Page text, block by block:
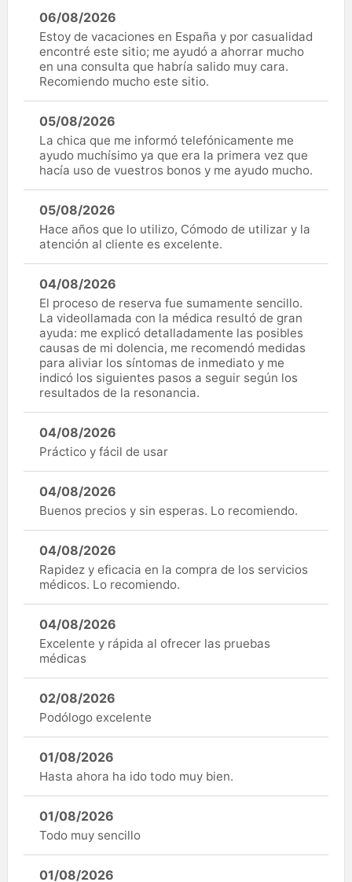
06/08/2026
Estoy de vacaciones en España y por casualidad
encontré este sitio; me ayudó a ahorrar mucho
en una consulta que habría salido muy cara.
Recomiendo mucho este sitio.
05/08/2026
La chica que me informó telefónicamente me
ayudo muchísimo ya que era la primera vez que
hacía uso de vuestros bonos y me ayudo mucho.
05/08/2026
Hace años que lo utilizo, Cómodo de utilizar y la
atención al cliente es excelente.
04/08/2026
El proceso de reserva fue sumamente sencillo.
La videollamada con la médica resultó de gran
ayuda: me explicó detalladamente las posibles
causas de mi dolencia, me recomendó medidas
para aliviar los síntomas de inmediato y me
indicó los siguientes pasos a seguir según los
resultados de la resonancia.
04/08/2026
Práctico y fácil de usar
04/08/2026
Buenos precios y sin esperas. Lo recomiendo.
04/08/2026
Rapidez y eficacia en la compra de los servicios
médicos. Lo recomiendo.
04/08/2026
Excelente y rápida al ofrecer las pruebas
médicas
02/08/2026
Podólogo excelente
01/08/2026
Hasta ahora ha ido todo muy bien.
01/08/2026
Todo muy sencillo
01/08/2026